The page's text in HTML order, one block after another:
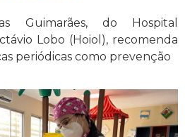
Guimarães, do Hospital
Lobo (Hoiol), recomenda
periódicas como prevenção